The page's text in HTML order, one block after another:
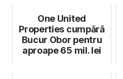
One United
Properties cumpără
Bucur Obor pentru
aproape 65 mil. lei